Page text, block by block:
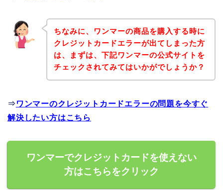
ちなみに、ワンマーの商品を購入する時に
クレジットカードエラーが出てしまった方
は、まずは、下記ワンマーの公式サイトを
チェックされてみてはいかがでしょうか？
⇒ ワンマーのクレジットカードエラーの問題を今すぐ
解決したい方はこちら
ワンマーでクレジットカードを使えない
方はこちらをクリック